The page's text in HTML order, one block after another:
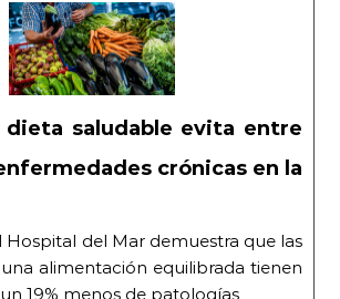
dieta saludable evita entre
crónicas en la
Hospital del Mar demuestra que las
alimentación equilibrada tienen
19% menos de patologías